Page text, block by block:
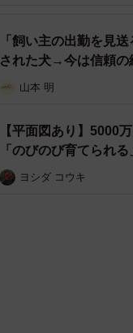
「飼い主の出勤を見
された犬→今は信頼の
山本 明
【平面図あり】5000
「のびのび育てられ
ヨシダ コウキ